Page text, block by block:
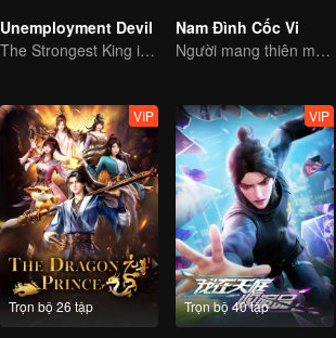
Unemployment Devil
The Strongest King in the Demon World Suddenly Gets Laid Off?
Nam Đình Cốc Vi
Người mang thiên mệnh và kẻ siêu phàm, quyết chiến nào!
Trọn bộ 26 tập
VIP
Trọn bộ 40 tập
VIP